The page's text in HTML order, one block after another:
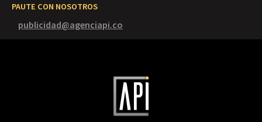
PAUTE CON NOSOTROS
publicidad@agenciapi.co